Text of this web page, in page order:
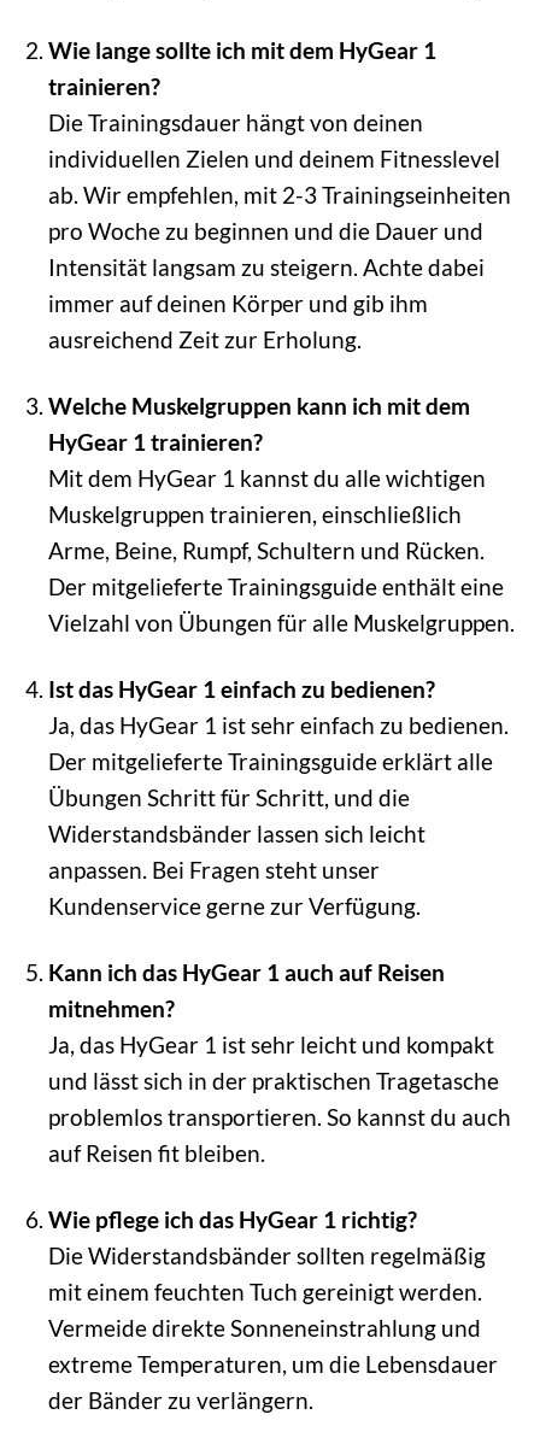
Wie lange sollte ich mit dem HyGear 1
trainieren?
Die Trainingsdauer hängt von deinen
individuellen Zielen und deinem Fitnesslevel
ab. Wir empfehlen, mit 2-3 Trainingseinheiten
pro Woche zu beginnen und die Dauer und
Intensität langsam zu steigern. Achte dabei
immer auf deinen Körper und gib ihm
ausreichend Zeit zur Erholung.
Welche Muskelgruppen kann ich mit dem
HyGear 1 trainieren?
Mit dem HyGear 1 kannst du alle wichtigen
Muskelgruppen trainieren, einschließlich
Arme, Beine, Rumpf, Schultern und Rücken.
Der mitgelieferte Trainingsguide enthält eine
Vielzahl von Übungen für alle Muskelgruppen.
Ist das HyGear 1 einfach zu bedienen?
Ja, das HyGear 1 ist sehr einfach zu bedienen.
Der mitgelieferte Trainingsguide erklärt alle
Übungen Schritt für Schritt, und die
Widerstandsbänder lassen sich leicht
anpassen. Bei Fragen steht unser
Kundenservice gerne zur Verfügung.
Kann ich das HyGear 1 auch auf Reisen
mitnehmen?
Ja, das HyGear 1 ist sehr leicht und kompakt
und lässt sich in der praktischen Tragetasche
problemlos transportieren. So kannst du auch
auf Reisen fit bleiben.
Wie pflege ich das HyGear 1 richtig?
Die Widerstandsbänder sollten regelmäßig
mit einem feuchten Tuch gereinigt werden.
Vermeide direkte Sonneneinstrahlung und
extreme Temperaturen, um die Lebensdauer
der Bänder zu verlängern.